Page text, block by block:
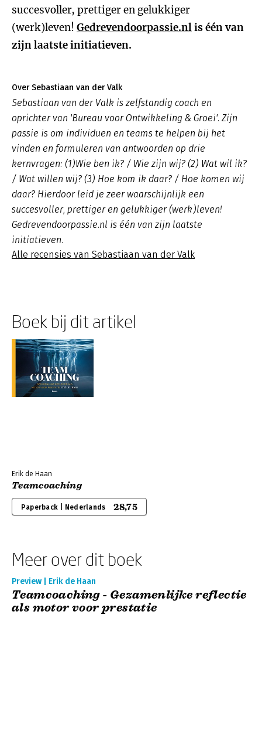
succesvoller, prettiger en gelukkiger
(werk)leven! Gedrevendoorpassie.nlis één van
zijn laatste initiatieven.
Over Sebastiaan van der Valk
Sebastiaan van der Valk is zelfstandig coach en
oprichter van 'Bureau voor Ontwikkeling & Groei'. Zijn
passie is om individuen en teams te helpen bij het
vinden en formuleren van antwoorden op drie
kernvragen: (1)Wie ben ik? / Wie zijn wij? (2) Wat wil ik?
/ Wat willen wij? (3) Hoe kom ik daar? / Hoe komen wij
daar? Hierdoor leid je zeer waarschijnlijk een
succesvoller, prettiger en gelukkiger (werk)leven!
Gedrevendoorpassie.nl is één van zijn laatste
initiatieven.
Alle recensies van Sebastiaan van der Valk
Boek bij dit artikel
Erik de Haan
Teamcoaching
Paperback | Nederlands 28,75
Meer over dit boek
Preview | Erik de Haan
Teamcoaching - Gezamenlijke reflectie
als motor voor prestatie